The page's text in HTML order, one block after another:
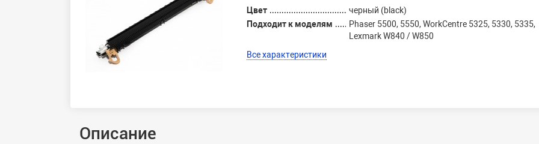
Цвет
черный (black)
Подходит к моделям
Phaser 5500, 5550, WorkCentre 5325, 5330, 5335,
Lexmark W840 / W850
Все характеристики
Описание